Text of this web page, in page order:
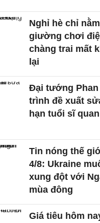
Nghỉ hè chỉ
giường chơi
chàng trai mất
lại
Đại tướng Phan
trình đề xuất
hạn tuổi sĩ
Tin nóng thế
4/8: Ukraine
xung đột với
mùa đông
Giá tiêu hôm